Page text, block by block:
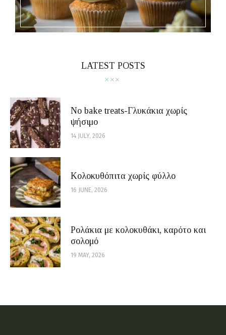
LATEST POSTS
No bake treats-Γλυκάκια χωρίς
ψήσιμο
14 JULY, 2026
Κολοκυθόπιτα χωρίς φύλλο
16 JUNE, 2026
Ρολάκια με κολοκυθάκι, καρότο και
σολομό
19 MAY, 2026